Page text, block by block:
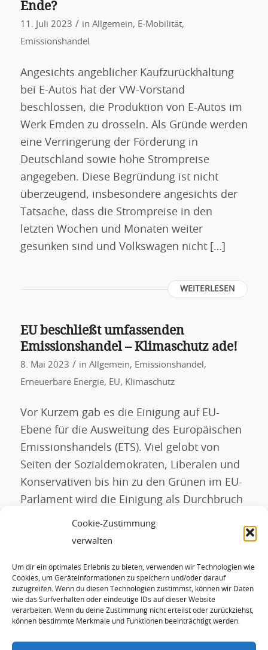
Cookie-Zustimmung
verwalten
Um dir ein optimales Erlebnis zu bieten, verwenden wir Technologien wie
Cookies, um Geräteinformationen zu speichern und/oder darauf
zuzugreifen. Wenn du diesen Technologien zustimmst, können wir Daten
wie das Surfverhalten oder eindeutige IDs auf dieser Website
verarbeiten. Wenn du deine Zustimmung nicht erteilst oder zurückziehst,
können bestimmte Merkmale und Funktionen beeinträchtigt werden.
Ende?
11. Juli 2023 / in Allgemein, E-Mobilität,
Emissionshandel
Angesichts angeblicher Kaufzurückhaltung
bei E-Autos hat der VW-Vorstand
beschlossen, die Produktion von E-Autos im
Werk Emden zu drosseln. Als Gründe werden
eine Verringerung der Förderung in
Deutschland sowie hohe Strompreise
angegeben. Diese Begründung ist nicht
überzeugend, insbesondere angesichts der
Tatsache, dass die Strompreise in den
letzten Wochen und Monaten weiter
gesunken sind und Volkswagen nicht […]
WEITERLESEN
EU beschließt umfassenden
Emissionshandel – Klimaschutz ade!
8. Mai 2023 / in Allgemein, Emissionshandel ,
Erneuerbare Energie, EU, Klimaschutz
Vor Kurzem gab es die Einigung auf EU-
Ebene für die Ausweitung des Europäischen
Emissionshandels (ETS). Viel gelobt von
Seiten der Sozialdemokraten, Liberalen und
Konservativen bis hin zu den Grünen im EU-
Parlament wird die Einigung als Durchbruch
für den Klimaschutz gefeiert. Der
Emissionshandel hat bisher keinen
gilt weltweit als das wichtigste Instrument
[…]